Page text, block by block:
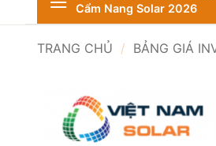
Cẩm Nang Solar 2026
TRANG CHỦ / BẢNG GIÁ